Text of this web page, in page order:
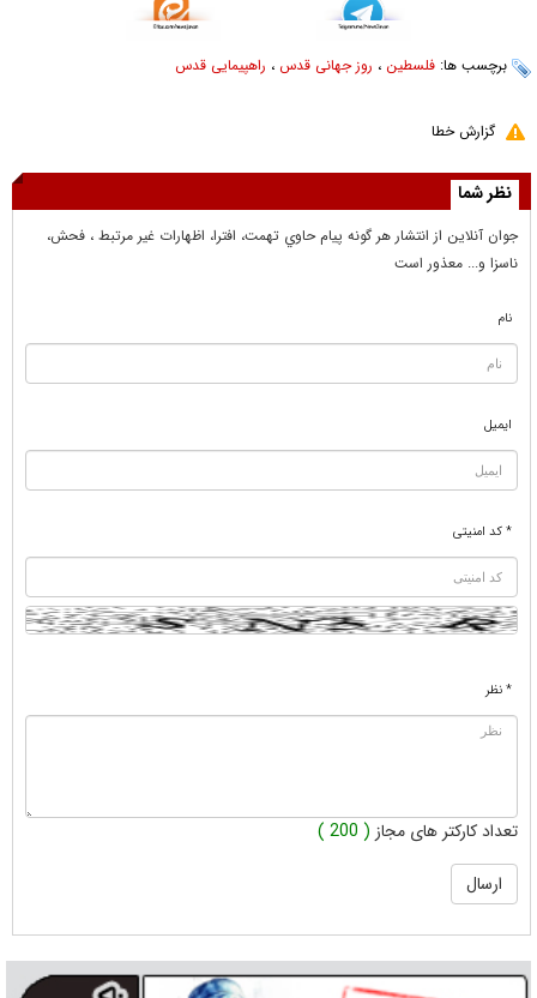
برچسب ها: فلسطین ، روز جهانی قدس ، راهپیمایی قدس
گزارش خطا
نظر شما
جوان آنلاين از انتشار هر گونه پيام حاوي تهمت، افترا، اظهارات غير مرتبط ، فحش،
ناسزا و... معذور است
نام
ایمیل
* کد امنیتی
* نظر
تعداد کارکتر های مجاز ( 200 )